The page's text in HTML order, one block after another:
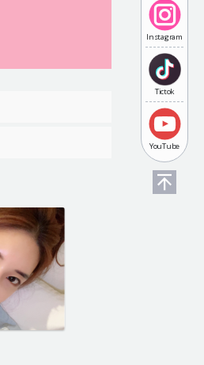
Instagram
Tictok
YouTube